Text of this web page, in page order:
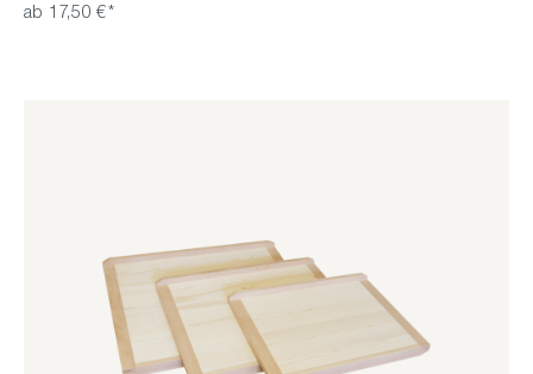
ab 17,50 €*